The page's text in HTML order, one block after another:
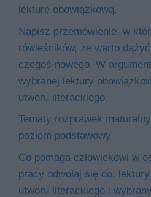
lekturę obowiązkową.
Napisz przemówienie, w
rówieśników, że warto
czegoś nowego. W
wybranej lektury
utworu literackiego.
Tematy rozprawek
poziom podstawowy
Co pomaga człowiekowi w
pracy odwołaj się do:
utworu literackiego i